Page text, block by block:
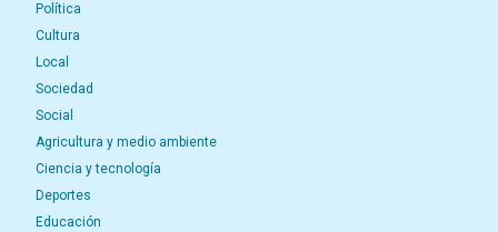
Política
Cultura
Local
Sociedad
Social
Agricultura y medio ambiente
Ciencia y tecnología
Deportes
Educación